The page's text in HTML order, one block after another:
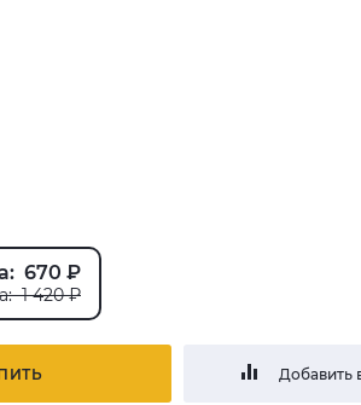
670 ₽
1 420 ₽
Добавить